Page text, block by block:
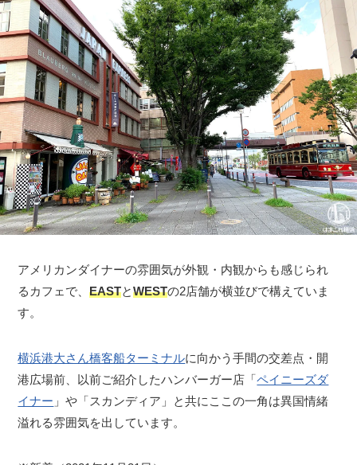
アメリカンダイナーの雰囲気が外観・内観からも感じられ
るカフェで、EASTとWESTの2店舗が横並びで構えていま
す。
横浜港大さん橋客船ターミナルに向かう手間の交差点・開
港広場前、以前ご紹介したハンバーガー店「ペイニーズダ
イナー 」や「スカンディア」と共にここの一角は異国情緒
溢れる雰囲気を出しています。